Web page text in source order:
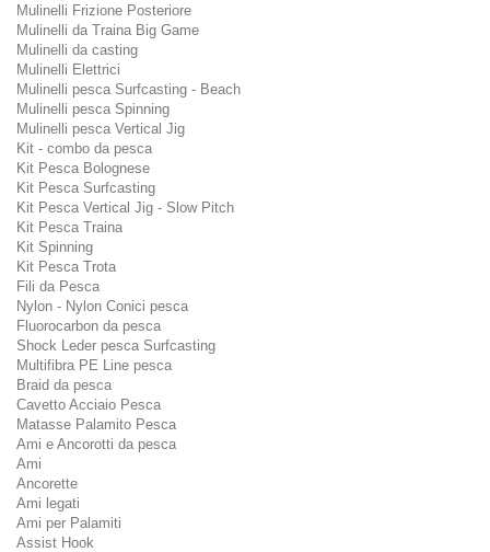
Mulinelli Frizione Posteriore
Mulinelli da Traina Big Game
Mulinelli da casting
Mulinelli Elettrici
Mulinelli pesca Surfcasting - Beach
Mulinelli pesca Spinning
Mulinelli pesca Vertical Jig
Kit - combo da pesca
Kit Pesca Bolognese
Kit Pesca Surfcasting
Kit Pesca Vertical Jig - Slow Pitch
Kit Pesca Traina
Kit Spinning
Kit Pesca Trota
Fili da Pesca
Nylon - Nylon Conici pesca
Fluorocarbon da pesca
Shock Leder pesca Surfcasting
Multifibra PE Line pesca
Braid da pesca
Cavetto Acciaio Pesca
Matasse Palamito Pesca
Ami e Ancorotti da pesca
Ami
Ancorette
Ami legati
Ami per Palamiti
Assist Hook